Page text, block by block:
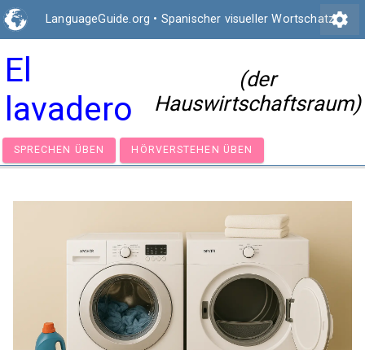
LanguageGuide.org • Spanischer visueller Wortschatzsettings
El
lavadero
(der
Hauswirtschaftsraum)
SPRECHEN ÜBEN HÖRVERSTEHEN ÜBEN